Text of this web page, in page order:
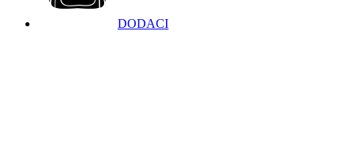
DODACI